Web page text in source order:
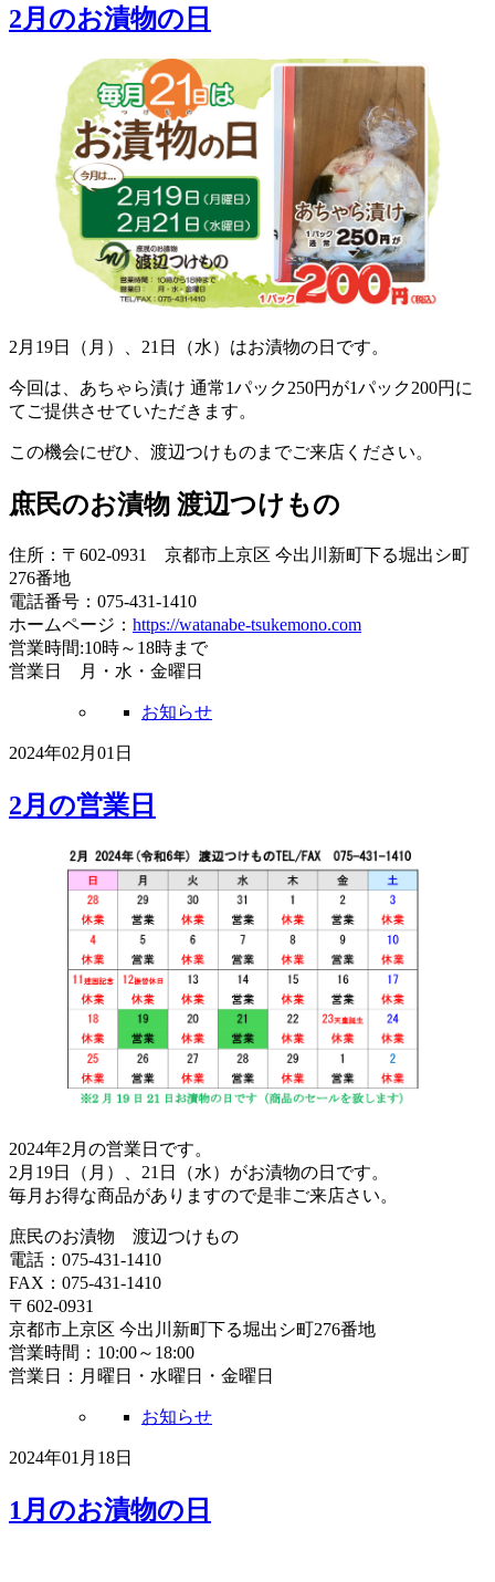
2月のお漬物の日
2月19日（月）、21日（水）はお漬物の日です。
今回は、あちゃら漬け 通常1パック250円が1パック200円に
てご提供させていただきます。
この機会にぜひ、渡辺つけものまでご来店ください。
庶民のお漬物 渡辺つけもの
住所：〒602-0931 京都市上京区 今出川新町下る堀出シ町
276番地
電話番号：075-431-1410
ホームページ： https://watanabe-tsukemono.com
営業時間:10時～18時まで
営業日 月・水・金曜日
お知らせ
2024年02月01日
2月の営業日
2024年2月の営業日です。
2月19日（月）、21日（水）がお漬物の日です。
毎月お得な商品がありますので是非ご来店さい。
庶民のお漬物 渡辺つけもの
電話：075-431-1410
FAX：075-431-1410
〒602-0931
京都市上京区 今出川新町下る堀出シ町276番地
営業時間：10:00～18:00
営業日：月曜日・水曜日・金曜日
お知らせ
2024年01月18日
1月のお漬物の日